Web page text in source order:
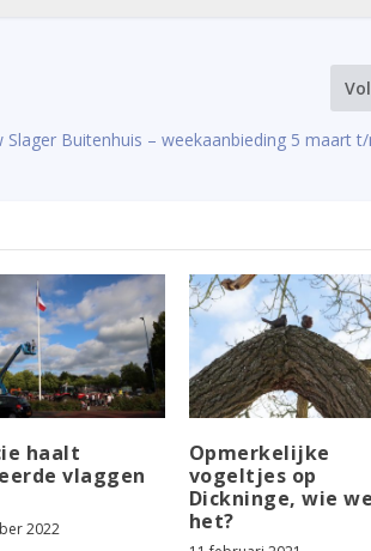
Slager Buitenhuis – weekaanbieding 5 maart
haalt
vlaggen
2022
Opmerkelijke
vogeltjes op
Dickninge, wie
het?